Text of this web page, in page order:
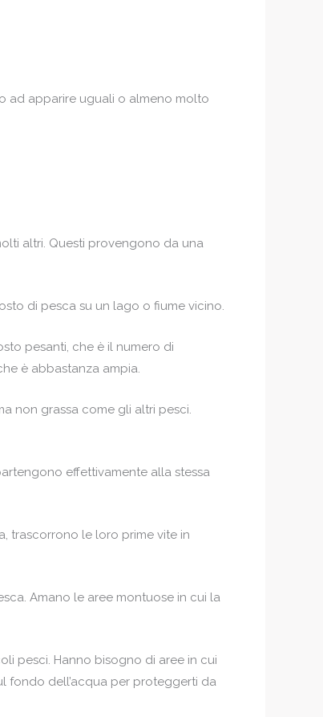
ad apparire uguali o almeno molto
altri. Questi provengono da una
di pesca su un lago o fiume vicino.
pesanti, che è il numero di
è abbastanza ampia.
non grassa come gli altri pesci.
effettivamente alla stessa
trascorrono le loro prime vite in
Amano le aree montuose in cui la
pesci. Hanno bisogno di aree in cui
fondo dell’acqua per proteggerti da